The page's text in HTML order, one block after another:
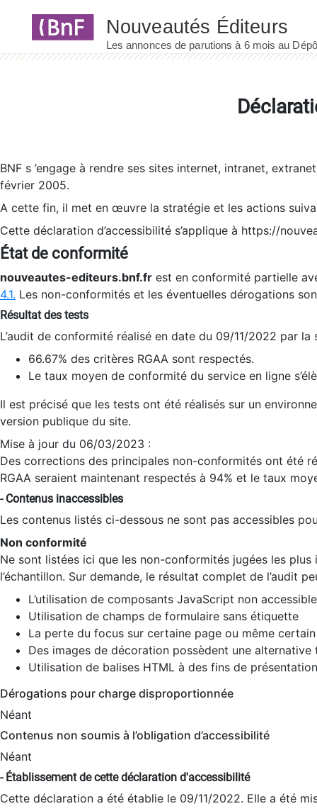
BNF s ’engage à rendre ses sites internet, intranet,
février 2005.
A cette fin, il met en œuvre la stratégie et les actions
Cette déclaration d’accessibilité s’applique à https://
État de conformité
nouveautes-editeurs.bnf.fr est en conformité partielle
4.1. Les non-conformités et les éventuelles dérogations
Résultat des tests
L’audit de conformité réalisé en date du 09/11/2022 par
66.67% des critères RGAA sont respectés.
Le taux moyen de conformité du service en ligne
Il est précisé que les tests ont été réalisés sur un
version publique du site.
Mise à jour du 06/03/2023 :
Des corrections des principales non-conformités ont été
RGAA seraient maintenant respectés à 94% et le taux
- Contenus inaccessibles
Les contenus listés ci-dessous ne sont pas accessibles
Non conformité
Ne sont listées ici que les non-conformités jugées les
l’échantillon. Sur demande, le résultat complet de l’audit
L’utilisation de composants JavaScript non
Utilisation de champs de formulaire sans étiquette
La perte du focus sur certaine page ou même
Des images de décoration possèdent une alternative
Utilisation de balises HTML à des fins de
Dérogations pour charge disproportionnée
Néant
Contenus non soumis à l’obligation d’accessibilité
Néant
- Établissement de cette déclaration d'accessibilité
Cette déclaration a été établie le 09/11/2022. Elle a été